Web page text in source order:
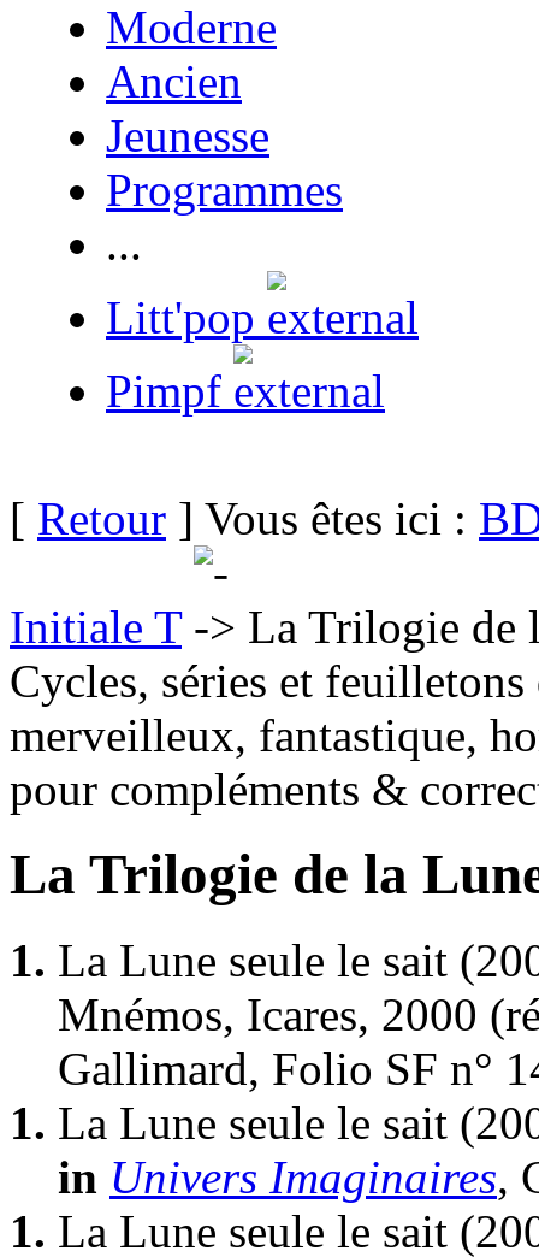
Moderne
Ancien
Jeunesse
Programmes
...
Litt'pop
Pimpf
[ Retour ] Vous êtes ici :
Initiale T
La Trilogie de
Cycles, séries et
merveilleux, fantastique,
pour compléments &
La Trilogie de la
1. La Lune seule le sait
Mnémos, Icares, 2000 (
Gallimard, Folio SF n°
1. La Lune seule le sait
in Univers Imaginaires,
1. La Lune seule le sait